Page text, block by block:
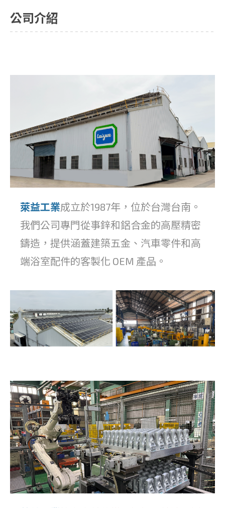
公司介紹
萊益工業成立於1987年，位於台灣台南。
我們公司專門從事鋅和鋁合金的高壓精密
鑄造，提供涵蓋建築五金、汽車零件和高
端浴室配件的客製化 OEM 產品。